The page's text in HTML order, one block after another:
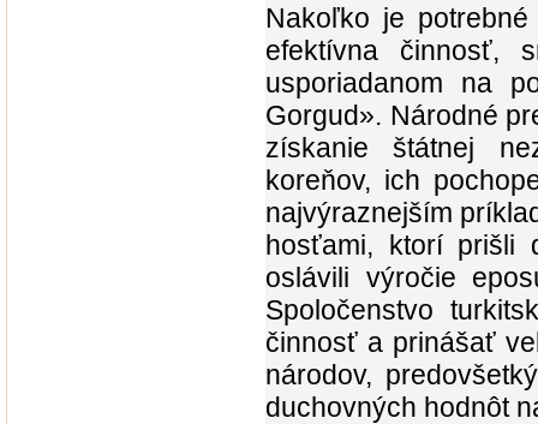
Nakoľko je
efektívna činnosť,
usporiadanom na
Gorgud». Národné
získanie štátnej
koreňov, ich
najvýraznejším
hosťami, ktorí prišli
oslávili výročie
Spoločenstvo
činnosť a prinášať
národov,
duchovných hodnôt